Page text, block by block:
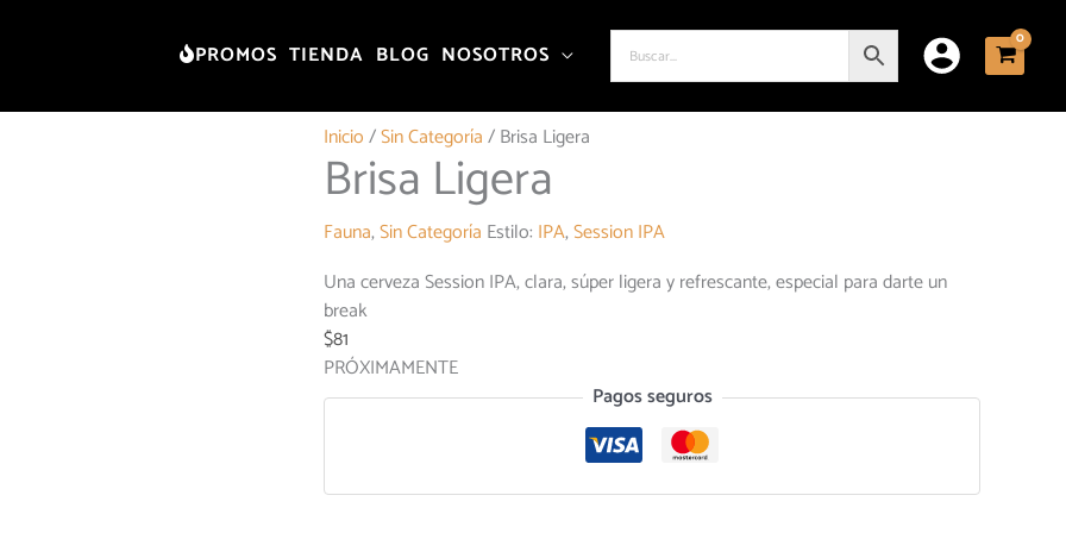
PROMOS TIENDA BLOG NOSOTROS
Inicio/Sin Categoría/ Brisa Ligera
Brisa Ligera
Fauna,Sin Categoría Estilo: IPA,Session IPA
Una cerveza Session IPA, clara, súper ligera y refrescante, especial para darte un
break
$81
PRÓXIMAMENTE
Pagos seguros